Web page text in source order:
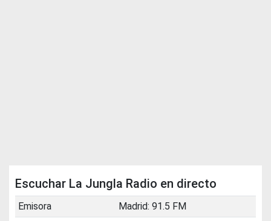
Escuchar La Jungla Radio en directo
Emisora
Madrid: 91.5 FM